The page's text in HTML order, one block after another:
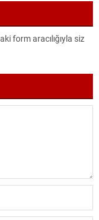
form aracılığıyla siz